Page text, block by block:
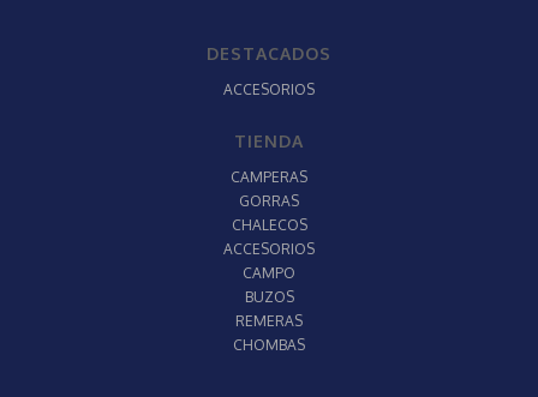
DESTACADOS
ACCESORIOS
TIENDA
CAMPERAS
GORRAS
CHALECOS
ACCESORIOS
CAMPO
BUZOS
REMERAS
CHOMBAS